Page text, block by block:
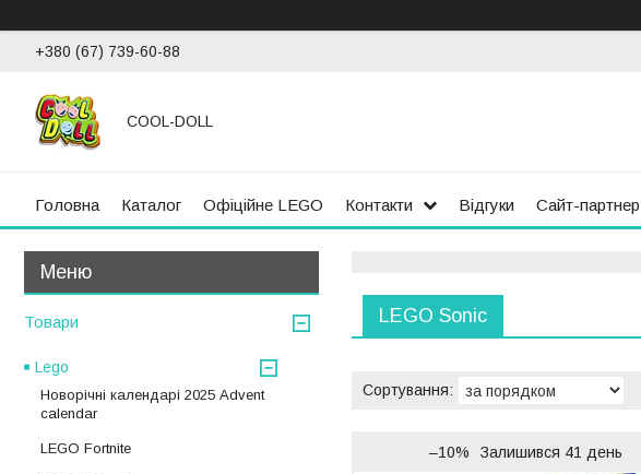
+380 (67) 739-60-88
COOL-DOLL
Головна Каталог Офіційне LEGO Контакти Відгуки Сайт-партнер
LEGO Sonic
–10% Залишився 41 день
Товари
Lego
Новорічні календарі 2025 Advent
calendar
LEGO Fortnite